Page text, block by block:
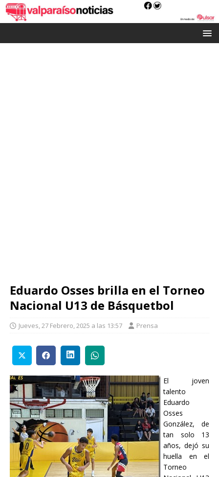
Eduardo Osses brilla en el Torneo
Nacional U13 de Básquetbol
Jueves, 27 Febrero, 2025 a las 13:57 Prensa
El joven
talento
Eduardo
Osses
González, de
tan solo 13
años, dejó su
huella en el
Torneo